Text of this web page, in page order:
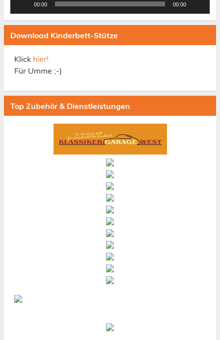
00:00 00:00
Download Kinderbett-Stütze
Klick hier!
Für Umme ;-)
Top Zubehör & Dienstleistungen